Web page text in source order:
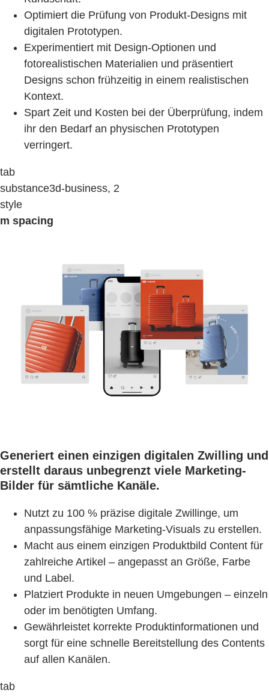
Optimiert die Prüfung von Produkt-Designs mit
digitalen Prototypen.
Experimentiert mit Design-Optionen und
fotorealistischen Materialien und präsentiert
Designs schon frühzeitig in einem realistischen
Kontext.
Spart Zeit und Kosten bei der Überprüfung, indem
ihr den Bedarf an physischen Prototypen
verringert.
tab
substance3d-business, 2
style
m spacing
Generiert einen einzigen digitalen Zwilling und
erstellt daraus unbegrenzt viele Marketing-
Bilder für sämtliche Kanäle.
Nutzt zu 100 % präzise digitale Zwillinge, um
anpassungsfähige Marketing-Visuals zu erstellen.
Macht aus einem einzigen Produktbild Content für
zahlreiche Artikel – angepasst an Größe, Farbe
und Label.
Platziert Produkte in neuen Umgebungen – einzeln
oder im benötigten Umfang.
Gewährleistet korrekte Produktinformationen und
sorgt für eine schnelle Bereitstellung des Contents
auf allen Kanälen.
tab